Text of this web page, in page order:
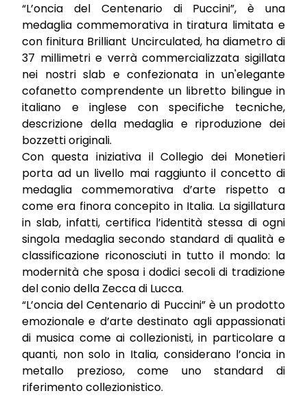
“L’oncia del Centenario di Puccini”, è una
medaglia commemorativa in tiratura limitata e
con finitura Brilliant Uncirculated, ha diametro di
37 millimetri e verrà commercializzata sigillata
nei nostri slab e confezionata in un'elegante
cofanetto comprendente un libretto bilingue in
italiano e inglese con specifiche tecniche,
descrizione della medaglia e riproduzione dei
bozzetti originali.
Con questa iniziativa il Collegio dei Monetieri
porta ad un livello mai raggiunto il concetto di
medaglia commemorativa d’arte rispetto a
come era finora concepito in Italia. La sigillatura
in slab, infatti, certifica l’identità stessa di ogni
singola medaglia secondo standard di qualità e
classificazione riconosciuti in tutto il mondo: la
modernità che sposa i dodici secoli di tradizione
del conio della Zecca di Lucca.
“L’oncia del Centenario di Puccini” è un prodotto
emozionale e d’arte destinato agli appassionati
di musica come ai collezionisti, in particolare a
quanti, non solo in Italia, considerano l’oncia in
metallo prezioso, come uno standard di
riferimento collezionistico.